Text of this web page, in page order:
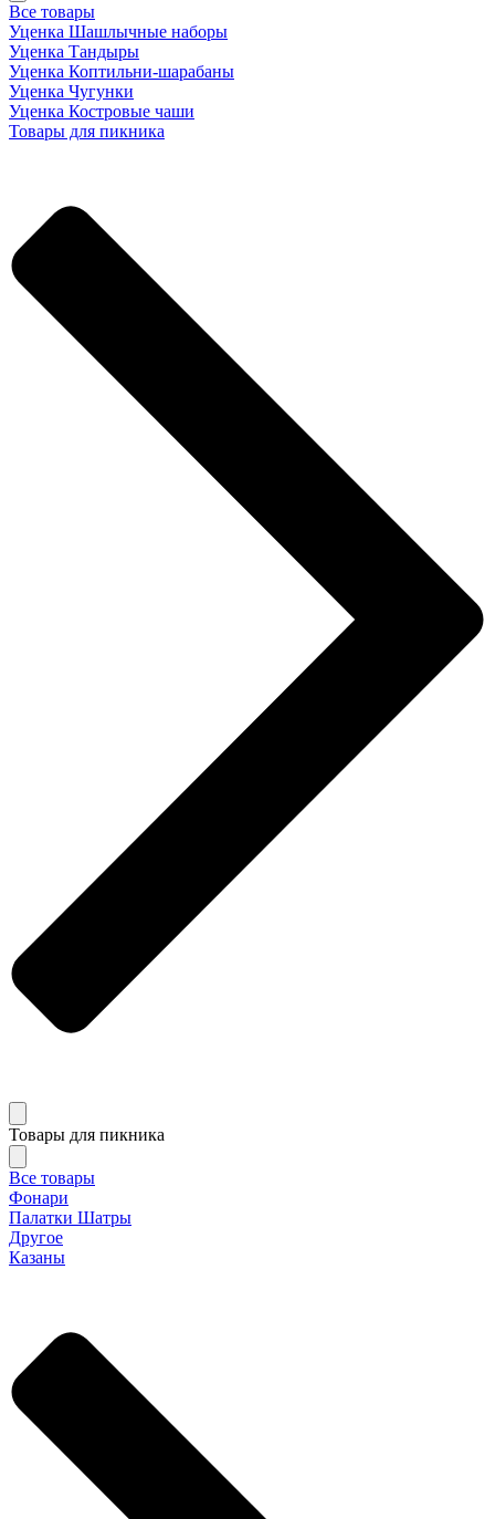
Все товары
Уценка Шашлычные наборы
Уценка Тандыры
Уценка Коптильни-шарабаны
Уценка Чугунки
Уценка Костровые чаши
Товары для пикника
Товары для пикника
Все товары
Фонари
Палатки Шатры
Другое
Казаны